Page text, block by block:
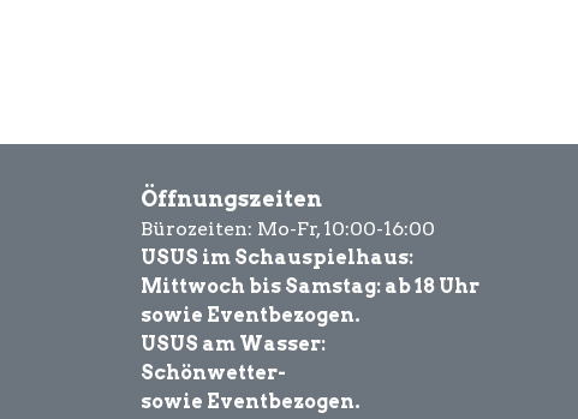
Öffnungszeiten
Bürozeiten: Mo-Fr, 10:00-16:00
USUS im Schauspielhaus:
Mittwoch bis Samstag: ab 18 Uhr
sowie Eventbezogen.
USUS am Wasser:
Schönwetter-
sowie Eventbezogen.